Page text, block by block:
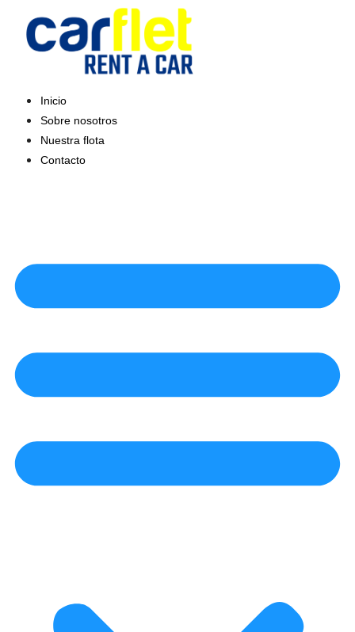
contenido
Inicio
Sobre nosotros
Nuestra flota
Contacto